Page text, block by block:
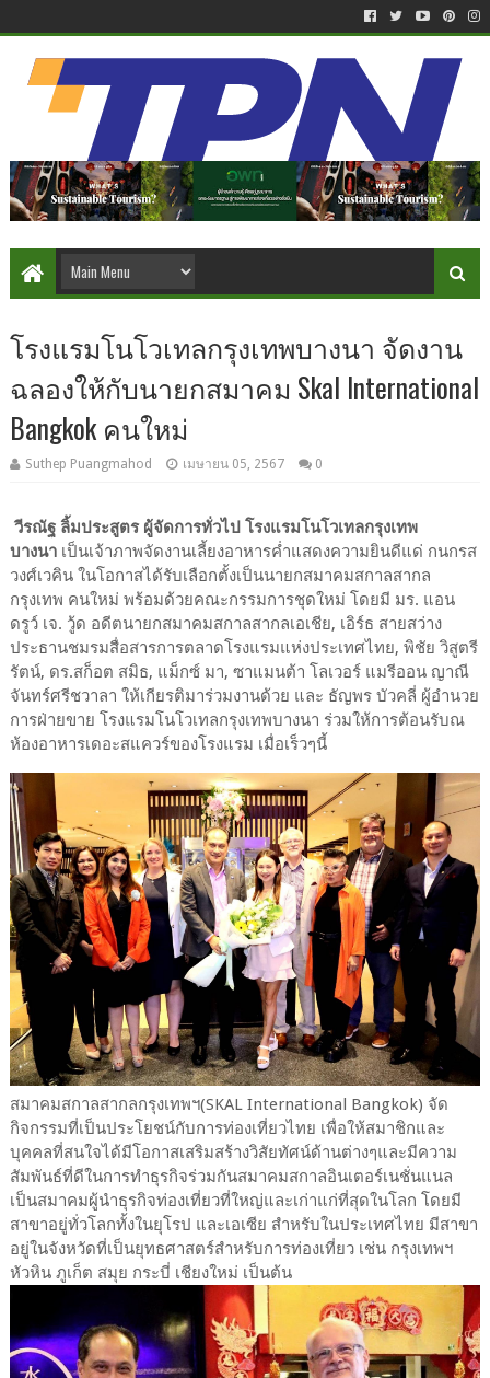
โรงแรมโนโวเทลกรุงเทพบางนา จัดงาน
ฉลองให้กับนายกสมาคม Skal International
Bangkok คนใหม่
Suthep Puangmahod เมษายน 05, 2567 0
วีรณัฐ ลิ้มประสูตร ผู้จัดการทั่วไป โรงแรมโนโวเทลกรุงเทพ
บางนาเป็นเจ้าภาพจัดงานเลี้ยงอาหารค่ำแสดงความยินดีแด่ กนกรส
วงศ์เวคิน ในโอกาสได้รับเลือกตั้งเป็นนายกสมาคมสกาลสากล
กรุงเทพ คนใหม่ พร้อมด้วยคณะกรรมการชุดใหม่ โดยมี มร. แอน
ดรูว์ เจ. วู้ด อดีตนายกสมาคมสกาลสากลเอเชีย, เอิร์ธ สายสว่าง
ประธานชมรมสื่อสารการตลาดโรงแรมแห่งประเทศไทย, พิชัย วิสูตรี
รัตน์, ดร.สก็อต สมิธ, แม็กซ์ มา, ซาแมนต้า โลเวอร์ แมรีออน ญาณี
จันทร์ศรีชวาลา ให้เกียรติมาร่วมงานด้วย และ ธัญพร บัวคลี่ ผู้อำนวย
การฝ่ายขาย โรงแรมโนโวเทลกรุงเทพบางนา ร่วมให้การต้อนรับณ
ห้องอาหารเดอะสแควร์ของโรงแรม เมื่อเร็วๆนี้
สมาคมสกาลสากลกรุงเทพฯ(SKAL International Bangkok) จัด
กิจกรรมที่เป็นประโยชน์กับการท่องเที่ยวไทย เพื่อให้สมาชิกและ
บุคคลที่สนใจได้มีโอกาสเสริมสร้างวิสัยทัศน์ด้านต่างๆและมีความ
สัมพันธ์ที่ดีในการทำธุรกิจร่วมกันสมาคมสกาลอินเตอร์เนชั่นแนล
เป็นสมาคมผู้นำธุรกิจท่องเที่ยวที่ใหญ่และเก่าแก่ที่สุดในโลก โดยมี
สาขาอยู่ทั่วโลกทั้งในยุโรป และเอเซีย สำหรับในประเทศไทย มีสาขา
อยู่ในจังหวัดที่เป็นยุทธศาสตร์สำหรับการท่องเที่ยว เช่น กรุงเทพฯ
หัวหิน ภูเก็ต สมุย กระบี่ เชียงใหม่ เป็นต้น